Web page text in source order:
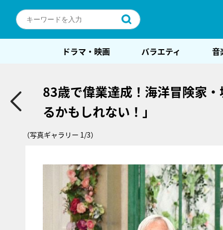
ドラマ・映画 バラエティ 音
83歳で偉業達成！海洋冒険家
るかもしれない！」
（写真ギャラリー 1/3）